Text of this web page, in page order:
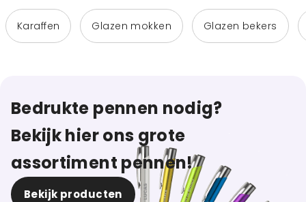
Karaffen Glazen mokken Glazen bekers
Bedrukte pennen nodig?
Bekijk hier ons grote
assortiment pennen!
Bekijk producten